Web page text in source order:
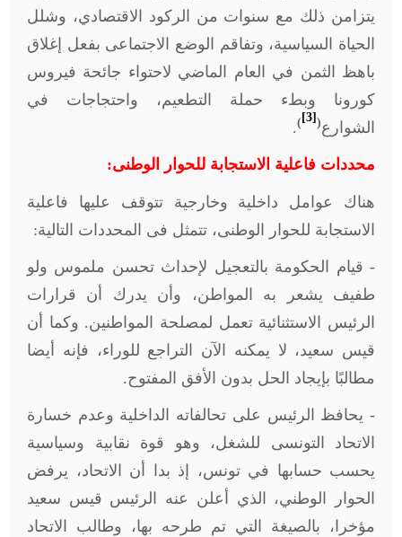
يتزامن ذلك مع سنوات من الركود الاقتصادي، وشلل
الحياة السياسية، وتفاقم الوضع الاجتماعى بفعل إغلاق
باهظ الثمن في العام الماضي لاحتواء جائحة فيروس
كورونا وبطء حملة التطعيم، واحتجاجات في
الشوارع(
[3]
)
.
محددات فاعلية الاستجابة للحوار الوطنى:
هناك عوامل داخلية وخارجية تتوقف عليها فاعلية
الاستجابة للحوار الوطنى، تتمثل فى المحددات التالية:
- قيام الحكومة بالتعجيل لإحداث تحسن ملموس ولو
طفيف يشعر به المواطن، وأن يدرك أن قرارات
الرئيس الاستثنائية تعمل لمصلحة المواطنين. وكما أن
قيس سعيد، لا يمكنه الآن التراجع للوراء، فإنه أيضا
مطالبًا بإيجاد الحل بدون الأفق المفتوح.
- يحافظ الرئيس على تحالفاته الداخلية وعدم خسارة
الاتحاد التونسى للشغل، وهو قوة نقابية وسياسية
يحسب حسابها في تونس، إذ بدا أن الاتحاد، يرفض
الحوار الوطني، الذي أعلن عنه الرئيس قيس سعيد
مؤخرا، بالصيغة التي تم طرحه بها، وطالب الاتحاد